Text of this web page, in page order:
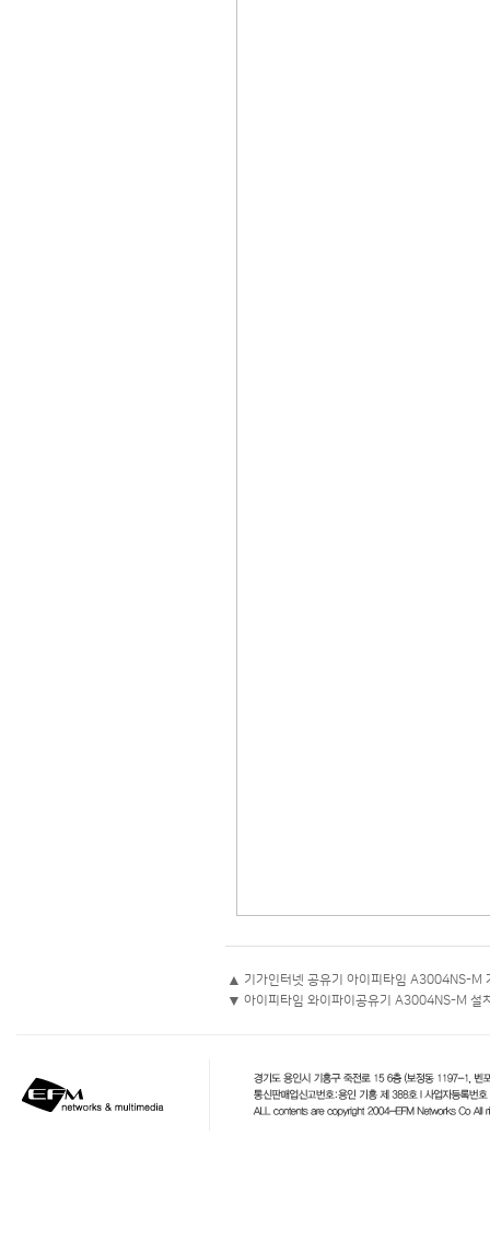
▲ 기가인터넷 공유기 아이피타임 A3004NS-M
▼ 아이피타임 와이파이공유기 A3004NS-M 설